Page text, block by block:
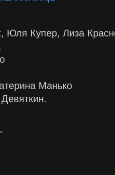
Купер, Лиза
Манько